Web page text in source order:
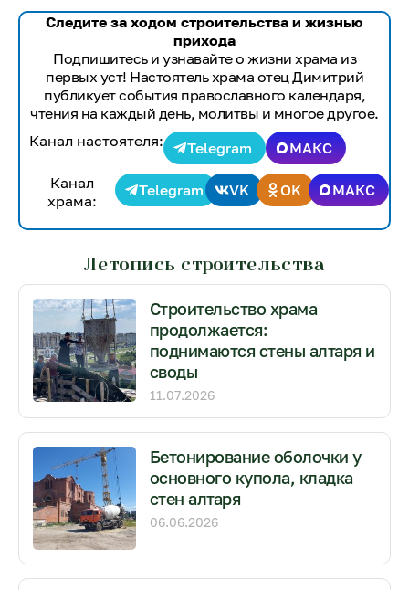
Следите за ходом строительства и жизнью
прихода
Подпишитесь и узнавайте о жизни храма из
первых уст! Настоятель храма отец Димитрий
публикует события православного календаря,
чтения на каждый день, молитвы и многое другое.
Канал настоятеля:
Telegram
МАКС
Канал
храма:
Telegram VK OK МАКС
Летопись строительства
Строительство храма
продолжается:
поднимаются стены алтаря и
своды
11.07.2026
Бетонирование оболочки у
основного купола, кладка
стен алтаря
06.06.2026